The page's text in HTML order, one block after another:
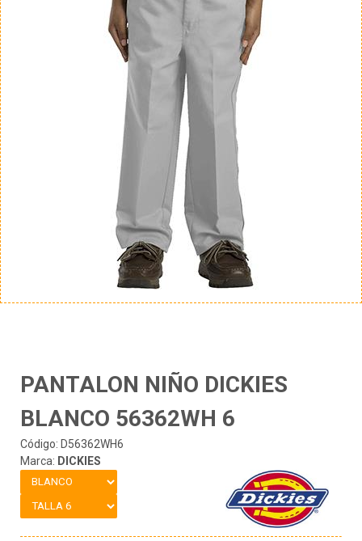
PANTALON NIÑO DICKIES
BLANCO 56362WH 6
Código: D56362WH6
Marca: DICKIES